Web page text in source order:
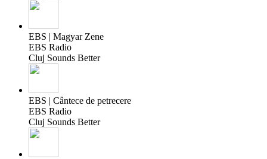
EBS | Magyar Zene
EBS Radio
Cluj Sounds Better
EBS | Cântece de petrecere
EBS Radio
Cluj Sounds Better